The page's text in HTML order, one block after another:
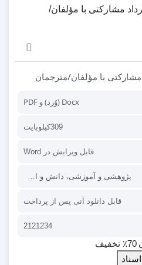
مشارکتی با مؤلفان/
Docx (وُرد) و PDF
309کیلوبایت
قابل ویرایش در Word
پژوهشی و آموزشی، دانش و اطلاعات
قابل دانلود آنی پس از پرداخت
2121234
٪70 تخفیف